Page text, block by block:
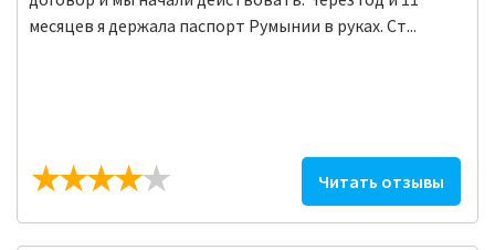
месяцев я держала паспорт Румынии в руках. Ст...
Читать отзывы